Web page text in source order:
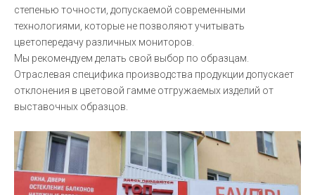
степенью точности, допускаемой современными
технологиями, которые не позволяют учитывать
цветопередачу различных мониторов.
Мы рекомендуем делать свой выбор по образцам.
Отраслевая специфика производства продукции допускает
отклонения в цветовой гамме отгружаемых изделий от
выставочных образцов.